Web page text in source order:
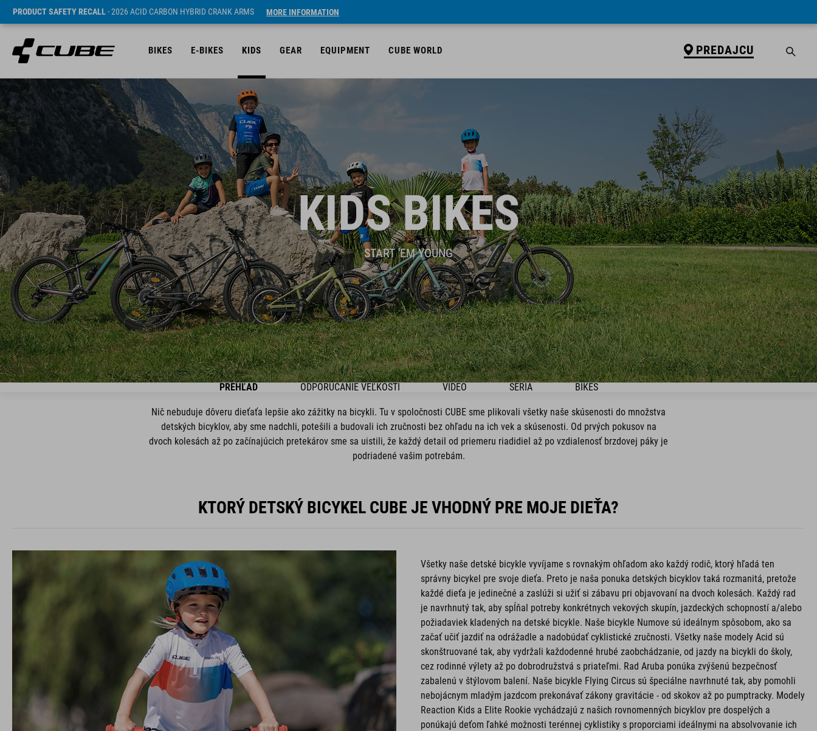
PRODUCT SAFETY RECALL- 2026 ACID CARBON HYBRID CRANK ARMS MORE INFORMATION
BIKES E-BIKES KIDS GEAR EQUIPMENT CUBE WORLD PREDAJCU
KIDS BIKES
START 'EM YOUNG
PREHĽAD ODPORÚČANIE VEĽKOSTI VIDEO SÉRIA BIKES
Nič nebuduje dôveru dieťaťa lepšie ako zážitky na bicykli. Tu v spoločnosti CUBE sme plikovali všetky naše skúsenosti do množstva
detských bicyklov, aby sme nadchli, potešili a budovali ich zručnosti bez ohľadu na ich vek a skúsenosti. Od prvých pokusov na
dvoch kolesách až po začínajúcich pretekárov sme sa uistili, že každý detail od priemeru riadidiel až po vzdialenosť brzdovej páky je
podriadené vašim potrebám.
KTORÝ DETSKÝ BICYKEL CUBE JE VHODNÝ PRE MOJE DIEŤA?
Všetky naše detské bicykle vyvíjame s rovnakým ohľadom ako každý rodič, ktorý hľadá ten
správny bicykel pre svoje dieťa. Preto je naša ponuka detských bicyklov taká rozmanitá, pretože
každé dieťa je jedinečné a zaslúži si užiť si zábavu pri objavovaní na dvoch kolesách. Každý rad
je navrhnutý tak, aby spĺňal potreby konkrétnych vekových skupín, jazdeckých schopností a/alebo
požiadaviek kladených na detské bicykle. Naše bicykle Numove sú ideálnym spôsobom, ako sa
začať učiť jazdiť na odrážadle a nadobúdať cyklistické zručnosti. Všetky naše modely Acid sú
skonštruované tak, aby vydržali každodenné hrubé zaobchádzanie, od jazdy na bicykli do školy,
cez rodinné výlety až po dobrodružstvá s priateľmi. Rad Aruba ponúka zvýšenú bezpečnosť
zabalenú v štýlovom balení. Naše bicykle Flying Circus sú špeciálne navrhnuté tak, aby pomohli
nebojácnym mladým jazdcom prekonávať zákony gravitácie - od skokov až po pumptracky. Modely
Reaction Kids a Elite Rookie vychádzajú z našich rovnomenných bicyklov pre dospelých a
ponúkajú deťom ľahké možnosti terénnej cyklistiky s proporciami ideálnymi na absolvovanie ich